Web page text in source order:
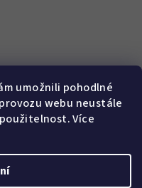
umožnili pohodlné
webu neustále
Více